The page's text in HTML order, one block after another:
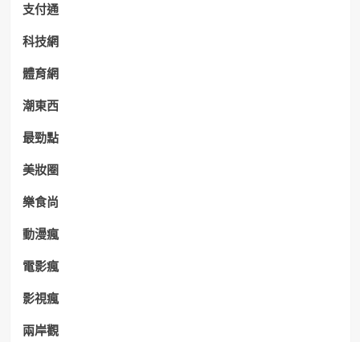
支付通
科技網
體育網
潮東西
最勁點
美妝圈
樂食尚
動漫瘋
電影瘋
影視瘋
兩岸觀